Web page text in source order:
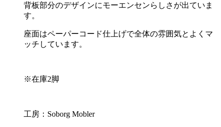
背板部分のデザインにモーエンセンらしさが出ていま
す。
座面はペーパーコード仕上げで全体の雰囲気とよくマ
ッチしています。
※在庫2脚
工房：Soborg Mobler